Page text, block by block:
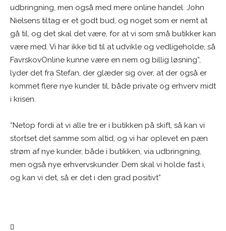
udbringning, men også med mere online handel. John
Nielsens tiltag er et godt bud, og noget som er nemt at
gå til, og det skal det være, for at vi som små butikker kan
være med. Vi har ikke tid til at udvikle og vedligeholde, så
FavrskovOnline kunne være en nem og billig løsning”,
lyder det fra Stefan, der glæder sig over, at der også er
kommet flere nye kunder til, både private og erhverv midt
i krisen.
“Netop fordi at vi alle tre er i butikken på skift, så kan vi
stortset det samme som altid, og vi har oplevet en pæn
strøm af nye kunder, både i butikken, via udbringning,
men også nye erhvervskunder. Dem skal vi holde fast i,
og kan vi det, så er det i den grad positivt”